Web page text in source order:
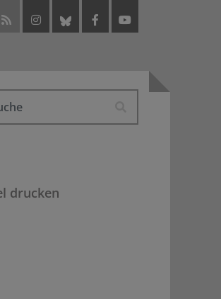
drucken